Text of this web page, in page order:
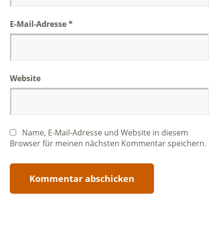
E-Mail-Adresse*
Website
Name, E-Mail-Adresse und Website in diesem
Browser für meinen nächsten Kommentar speichern.